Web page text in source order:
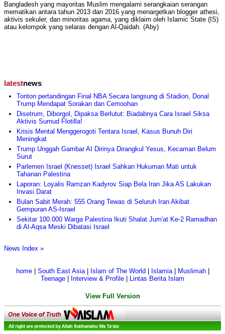
Bangladesh yang mayoritas Muslim mengalami serangkaian serangan
mematikan antara tahun 2013 dan 2016 yang menargetkan blogger athesi,
aktivis sekuler, dan minoritas agama, yang diklaim oleh Islamic State (IS)
atau kelompok yang selaras dengan Al-Qaidah. (Aby)
latestnews
Tonton pertandingan Final NBA Secara langsung di Stadion, Donal
Trump Mendapat Sorakan dan Cemoohan
Disetrum, Diborgol, Dipaksa Berlutut: Biadabnya Cara Israel Siksa
Aktivis Sumud Flotilla!
Krisis Mental Menggerogoti Tentara Israel, Kasus Bunuh Diri
Meningkat
Trump Unggah Gambar AI Dirinya Dirangkul Yesus, Kecaman Belum
Surut
Parlemen Israel (Knesset) Israel Sahkan Hukuman Mati untuk
Tahanan Palestina
Laporan: Loyalis Ramzan Kadyrov Siap Bela Iran Jika AS Lakukan
Invasi Darat
Bulan Sabit Merah: 555 Orang Tewas di Seluruh Iran Akibat
Gempuran AS-Israel
Sekitar 100.000 Warga Palestina Ikuti Shalat Jum'at Ke-2 Ramadhan
di Al-Aqsa Meski Dibatasi Israel
News Index »
home| South East Asia| Islam of The World Islamia| Muslimah|
Teenage
Interview & Profile Lintas Berita Islam
View Full Version